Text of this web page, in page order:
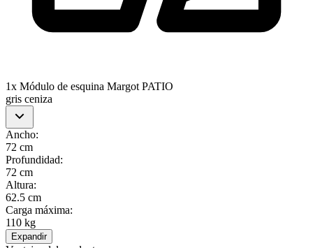
1x Módulo de esquina Margot PATIO
gris ceniza
Ancho:
72 cm
Profundidad:
72 cm
Altura:
62.5 cm
Carga máxima:
110 kg
Expandir